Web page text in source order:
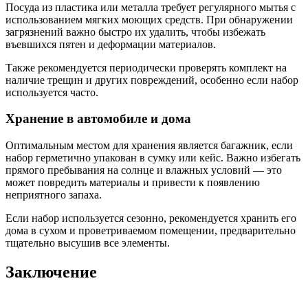
Посуда из пластика или металла требует регулярного мытья с
использованием мягких моющих средств. При обнаружении
загрязнений важно быстро их удалить, чтобы избежать
въевшихся пятен и деформации материалов.
Также рекомендуется периодически проверять комплект на
наличие трещин и других повреждений, особенно если набор
используется часто.
Хранение в автомобиле и дома
Оптимальным местом для хранения является багажник, если
набор герметично упакован в сумку или кейс. Важно избегать
прямого пребывания на солнце и влажных условий — это
может повредить материалы и привести к появлению
неприятного запаха.
Если набор используется сезонно, рекомендуется хранить его
дома в сухом и проветриваемом помещении, предварительно
тщательно высушив все элементы.
Заключение